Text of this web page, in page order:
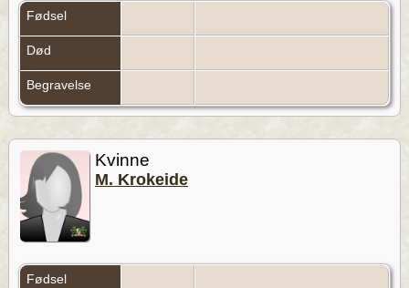
Fødsel
Død
Begravelse
Kvinne
M. Krokeide
Fødsel